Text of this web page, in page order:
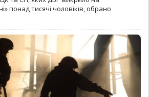
понад тисячі чоловіків, обрано